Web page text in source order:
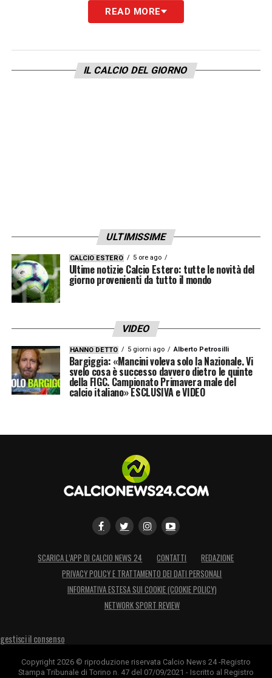
LA PLAYLIST DELLE NOSTRE TOP NEWS
READ MORE
IL CALCIO DEL GIORNO
ULTIMISSIME
CALCIO ESTERO 5 ore ago
Ultime notizie Calcio Estero: tutte le novità del
giorno provenienti da tutto il mondo
VIDEO
HANNO DETTO 5 giorni ago Alberto Petrosilli
Bargiggia: «Mancini voleva solo la Nazionale. Vi
svelo cosa è successo davvero dietro le quinte
della FIGC. Campionato Primavera male del
calcio italiano» ESCLUSIVA e VIDEO
SCARICA L’APP DI CALCIO NEWS 24 CONTATTI
REDAZIONE
PRIVACY POLICY E TRATTAMENTO DEI DATI PERSONALI
INFORMATIVA ESTESA SUI COOKIE (COOKIE POLICY)
NETWORK SPORT REVIEW
gestisci il consenso
Copyright 2026 © riproduzione riservata Calcio News 24 -Registro
Stampa Tribunale di Torino n. 47 del 07/09/2021 - Iscritto al Registro